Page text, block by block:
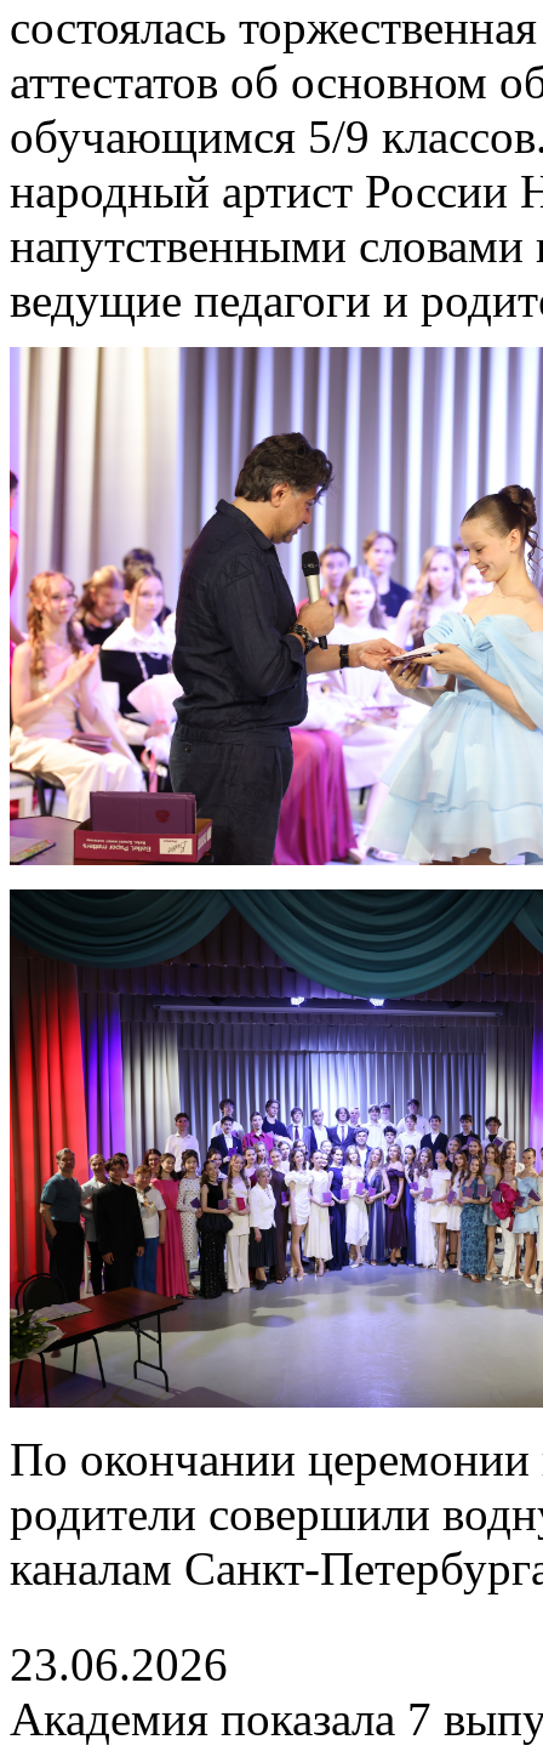
состоялась
аттестатов об основном
обучающимся 5/9
народный артист России
напутственными
ведущие педагоги и
По окончании церемонии
родители совершили
каналам Санкт-
23.06.2026
Академия показала 7